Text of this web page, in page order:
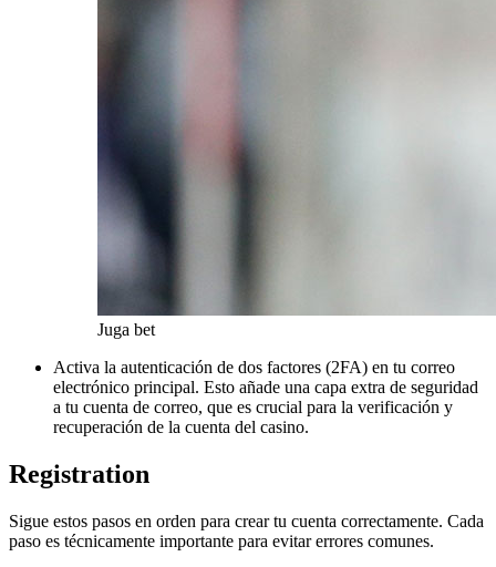
Juga bet
Activa la autenticación de dos factores (2FA) en tu correo
electrónico principal. Esto añade una capa extra de seguridad
a tu cuenta de correo, que es crucial para la verificación y
recuperación de la cuenta del casino.
Registration
Sigue estos pasos en orden para crear tu cuenta correctamente. Cada
paso es técnicamente importante para evitar errores comunes.